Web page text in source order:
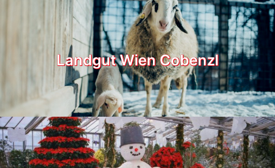
Landgut Wien Cobenzl